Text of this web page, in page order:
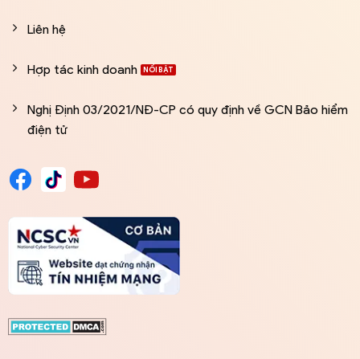
Liên hệ
Hợp tác kinh doanh
Nghị Định 03/2021/NĐ-CP có quy định về GCN Bảo hiểm
điện tử